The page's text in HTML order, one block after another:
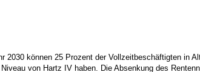
2030 können 25 Prozent der Vollzeitbeschäftigten in
von Hartz IV haben. Die Absenkung des